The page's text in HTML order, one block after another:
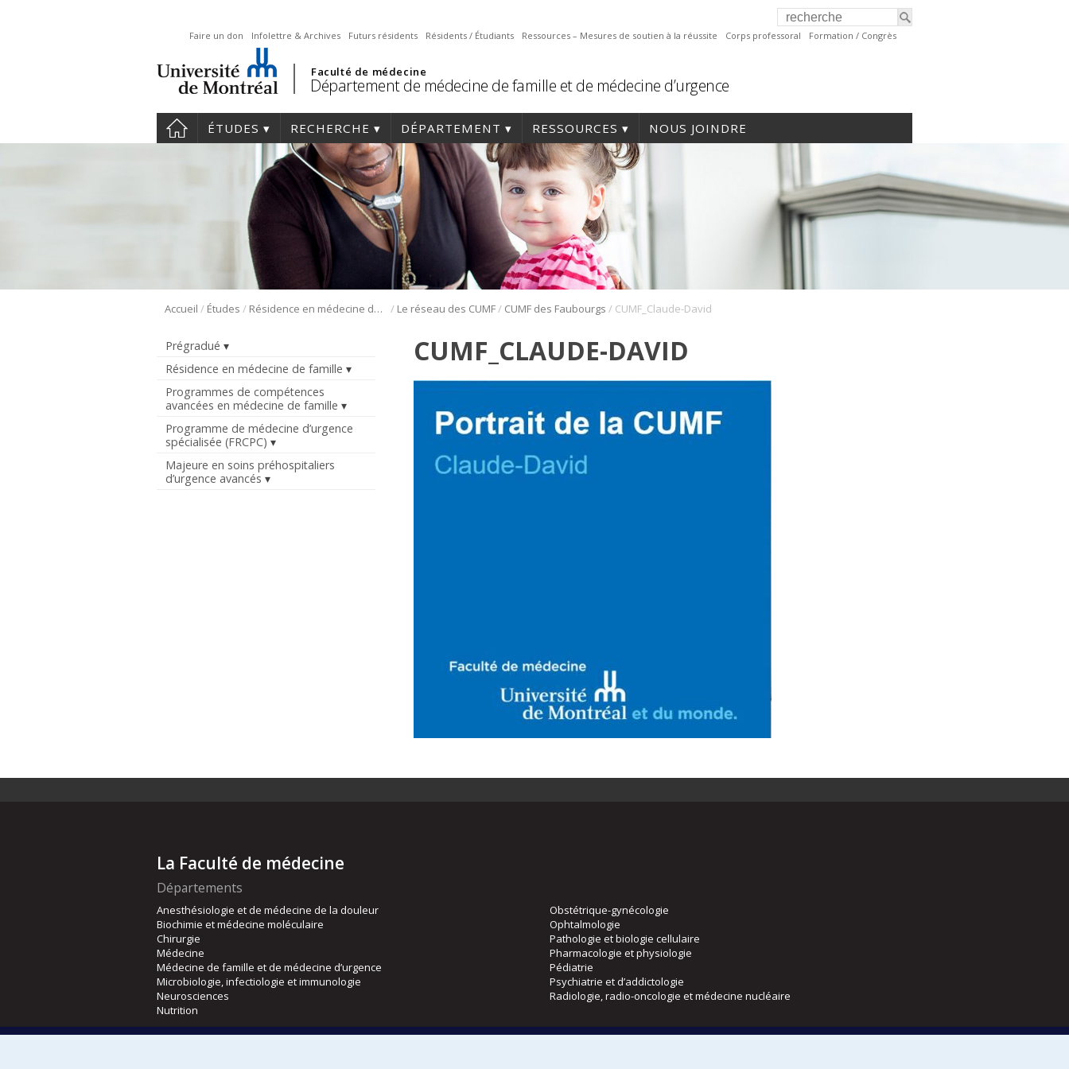
Faire un don Infolettre & Archives Futurs résidents Résidents / Étudiants Ressources – Mesures de soutien à la réussite Corps professoral Formation / Congrès
Faculté de médecine
Département de médecine de famille et de médecine d’urgence
ÉTUDES RECHERCHE DÉPARTEMENT RESSOURCES NOUS JOINDRE
Accueil / Études / Résidence en médecine de famille / Le réseau des CUMF/ CUMF des Faubourgs / CUMF_Claude-David
Prégradué
Résidence en médecine de famille
Programmes de compétences
avancées en médecine de famille
Programme de médecine d’urgence
spécialisée (FRCPC)
Majeure en soins préhospitaliers
d’urgence avancés
CUMF_CLAUDE-DAVID
La Faculté de médecine
Départements
Anesthésiologie et de médecine de la douleur
Biochimie et médecine moléculaire
Chirurgie
Médecine
Médecine de famille et de médecine d’urgence
Microbiologie, infectiologie et immunologie
Neurosciences
Nutrition
Obstétrique-gynécologie
Ophtalmologie
Pathologie et biologie cellulaire
Pharmacologie et physiologie
Pédiatrie
Psychiatrie et d’addictologie
Radiologie, radio-oncologie et médecine nucléaire